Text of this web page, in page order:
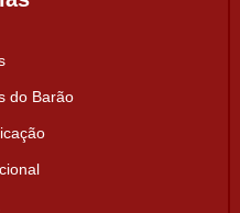
do Barão